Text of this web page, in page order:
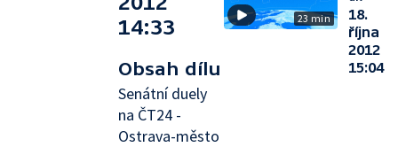
14:33
Obsah dílu
Senátní duely
na ČT24 -
Ostrava-město
23 min
18.
října
2012
15:04